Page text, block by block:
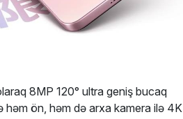
8MP 120° ultra geniş bucaq
həm ön, həm də arxa kamera ilə 4K